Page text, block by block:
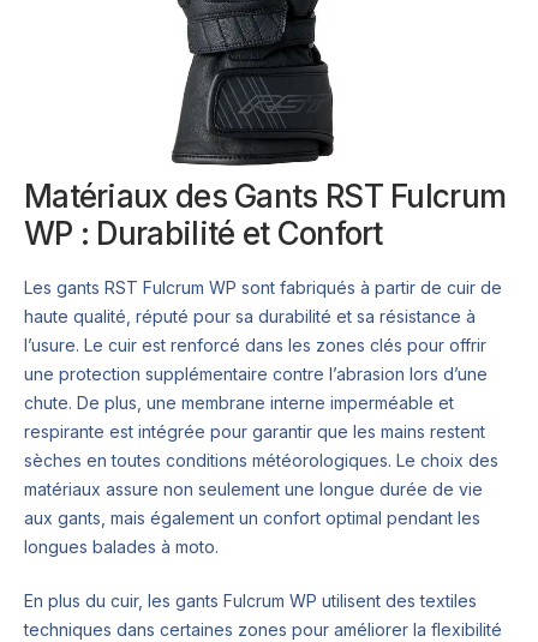
Matériaux des Gants RST Fulcrum
WP : Durabilité et Confort
Les gants RST Fulcrum WP sont fabriqués à partir de cuir de
haute qualité, réputé pour sa durabilité et sa résistance à
l’usure. Le cuir est renforcé dans les zones clés pour offrir
une protection supplémentaire contre l’abrasion lors d’une
chute. De plus, une membrane interne imperméable et
respirante est intégrée pour garantir que les mains restent
sèches en toutes conditions météorologiques. Le choix des
matériaux assure non seulement une longue durée de vie
aux gants, mais également un confort optimal pendant les
longues balades à moto.
En plus du cuir, les gants Fulcrum WP utilisent des textiles
techniques dans certaines zones pour améliorer la flexibilité